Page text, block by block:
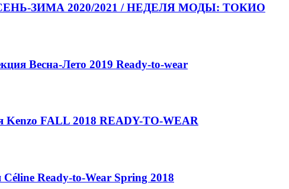
ЗИМА 2020/2021 / НЕДЕЛЯ МОДЫ: ТОКИО
Весна-Лето 2019 Ready-to-wear
Kenzo FALL 2018 READY-TO-WEAR
Ready-to-Wear Spring 2018